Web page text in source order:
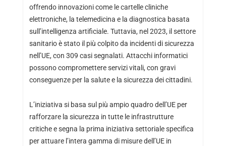
offrendo innovazioni come le cartelle cliniche
elettroniche, la telemedicina e la diagnostica basata
sull’intelligenza artificiale. Tuttavia, nel 2023, il settore
sanitario è stato il più colpito da incidenti di sicurezza
nell’UE, con 309 casi segnalati. Attacchi informatici
possono compromettere servizi vitali, con gravi
conseguenze per la salute e la sicurezza dei cittadini.
L’iniziativa si basa sul più ampio quadro dell’UE per
rafforzare la sicurezza in tutte le infrastrutture
critiche e segna la prima iniziativa settoriale specifica
per attuare l’intera gamma di misure dell’UE in